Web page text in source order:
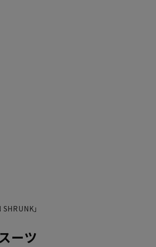
」
ーツ